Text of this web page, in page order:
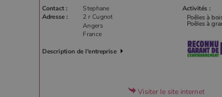
Contact : Stephane
Adresse :
2 r Cugnot
Angers
France
Description de l'entreprise
Activités :
Visiter le site internet
CookieScriptConsent
Google